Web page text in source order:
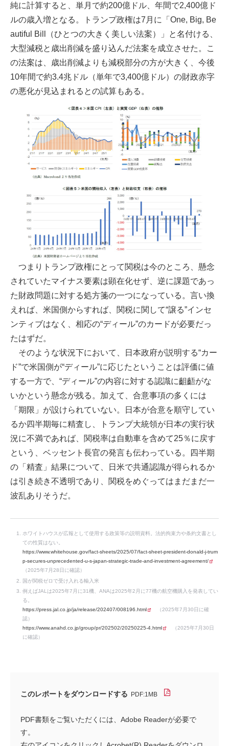
純に計算すると、単月で約200億ドル、年間で2,400億ド
ルの歳入増となる。トランプ政権は7月に「One, Big, Be
autiful Bill（ひとつの大きく美しい法案）」と名付ける、
大型減税と歳出削減を盛り込んだ法案を成立させた。こ
の法案は、歳出削減よりも減税部分の方が大きく、今後
10年間で約3.4兆ドル（単年で3,400億ドル）の財政赤字
の悪化が見込まれるとの試算もある。
つまりトランプ政権にとって関税は今のところ、懸念
されていたマイナス要素は顕在化せず、逆に課題であっ
た財政問題に対する処方箋の一つになっている。言い換
えれば、米国側からすれば、関税に関して“譲る”インセ
ンティブはなく、相応の“ディール”のカードが必要だっ
たはずだ。
そのような状況下において、日本政府が説明する“カー
ド”で米国側が“ディール”に応じたということは評価に値
する一方で、“ディール”の内容に対する認識に齟齬がな
いかという懸念が残る。加えて、合意事項の多くには
「期限」が設けられていない。日本が合意を順守してい
るか四半期毎に精査し、トランプ大統領が日本の実行状
況に不満であれば、関税率は自動車を含めて25％に戻す
という、ベッセント長官の発言も伝わっている。四半期
の「精査」結果について、日米で共通認識が得られるか
は引き続き不透明であり、関税をめぐってはまだまだ一
波乱ありそうだ。
ホワイトハウスが広報として使用する政策等の説明資料。法的拘束力や条約文書とし
ての性質はない。
https://www.whitehouse.gov/fact-sheets/2025/07/fact-sheet-president-donald-j-trum
p-secures-unprecedented-u-s-japan-strategic-trade-and-investment-agreement/
（2025年7月28日に確認）
国が関税ゼロで受け入れる輸入米
例えばJALは2025年7月に31機、ANAは2025年2月に77機の航空機購入を発表してい
る。
https://press.jal.co.jp/ja/release/202407/008196.html
（2025年7月30日に確
認）
https://www.anahd.co.jp/group/pr/202502/20250225-4.html
（2025年7月30日
に確認）
このレポートをダウンロードする PDF:1MB
PDF書類をご覧いただくには、Adobe Readerが必要で
す。